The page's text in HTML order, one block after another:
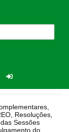
Sessões
do